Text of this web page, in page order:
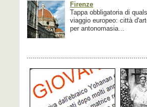
Firenze
Tappa obbligatoria di
viaggio europeo: città
per antonomasia...